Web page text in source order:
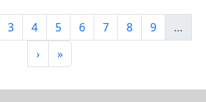
страница
страница
Страница
3 Страница
4 Страница
5 Страница
6 Страница
7 Страница
8 Страница
9
…
Следующая страница
› Последняя страница
»